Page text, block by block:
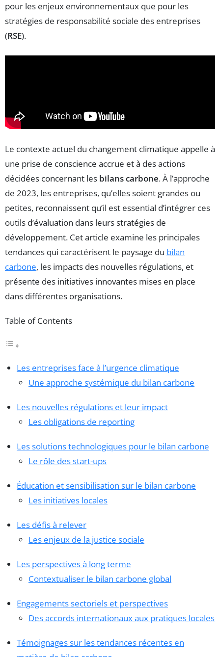
pour les enjeux environnementaux que pour les
stratégies de responsabilité sociale des entreprises
(RSE).
Le contexte actuel du changement climatique appelle à
une prise de conscience accrue et à des actions
décidées concernant les bilans carbone. À l’approche
de 2023, les entreprises, qu’elles soient grandes ou
petites, reconnaissent qu’il est essential d’intégrer ces
outils d’évaluation dans leurs stratégies de
développement. Cet article examine les principales
tendances qui caractérisent le paysage du bilan
carbone, les impacts des nouvelles régulations, et
présente des initiatives innovantes mises en place
dans différentes organisations.
Table of Contents
Les entreprises face à l’urgence climatique
Une approche systémique du bilan carbone
Les nouvelles régulations et leur impact
Les obligations de reporting
Les solutions technologiques pour le bilan carbone
Le rôle des start-ups
Éducation et sensibilisation sur le bilan carbone
Les initiatives locales
Les défis à relever
Les enjeux de la justice sociale
Les perspectives à long terme
Contextualiser le bilan carbone global
Engagements sectoriels et perspectives
Des accords internationaux aux pratiques locales
Témoignages sur les tendances récentes en